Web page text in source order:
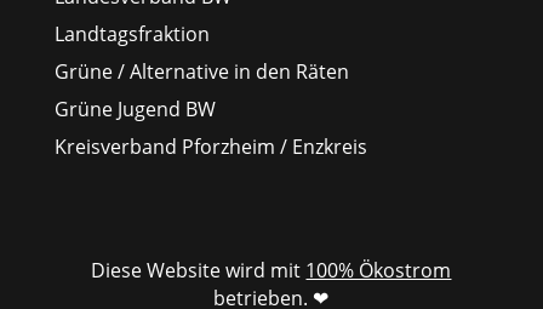
Landtagsfraktion
Grüne / Alternative in den Räten
Grüne Jugend BW
Kreisverband Pforzheim / Enzkreis
Diese Website wird mit 100% Ökostrom
betrieben. ❤